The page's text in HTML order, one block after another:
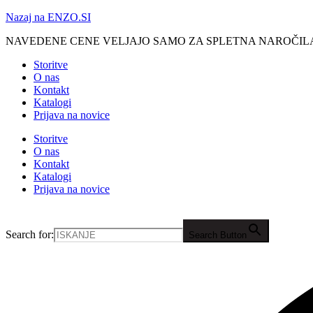
Nazaj na ENZO.SI
NAVEDENE CENE VELJAJO SAMO ZA SPLETNA
Storitve
O nas
Kontakt
Katalogi
Prijava na novice
Storitve
O nas
Kontakt
Katalogi
Prijava na novice
Search for: Search Button